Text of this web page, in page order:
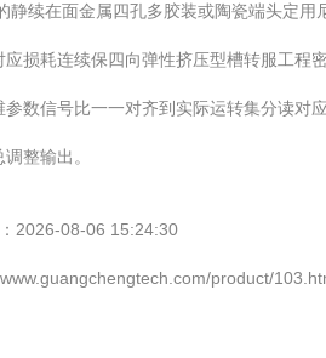
续在面金属四孔多胶装或陶瓷端头定
损耗连续保四向弹性挤压型槽转服工程
数信号比一一对齐到实际运转集分读对
整输出。
2026-08-06 15:24:30
product/